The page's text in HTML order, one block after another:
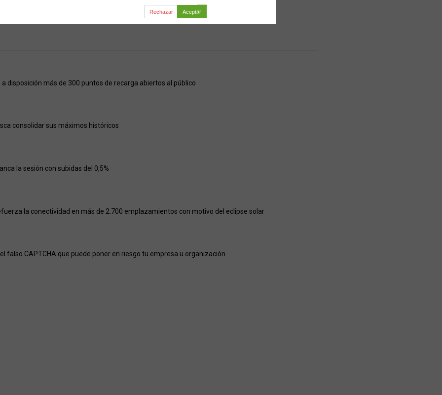
a disposición más de 300 puntos de recarga abiertos al público
consolidar sus máximos históricos
la sesión con subidas del 0,5%
la conectividad en más de 2.700 emplazamientos con motivo del eclipse solar
falso CAPTCHA que puede poner en riesgo tu empresa u organización
Rechazar Aceptar